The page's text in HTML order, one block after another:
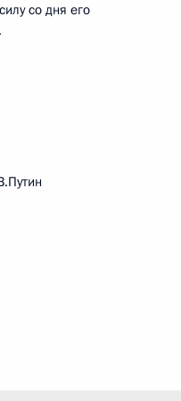
со дня его